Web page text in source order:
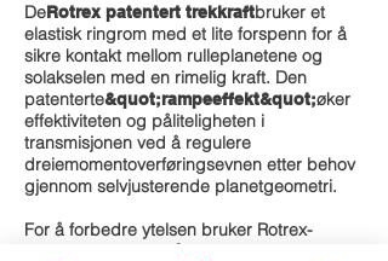
DeRotrex patentert trekkraftbruker et
elastisk ringrom med et lite forspenn for å
sikre kontakt mellom rulleplanetene og
solakselen med en rimelig kraft. Den
patenterte&quot;rampeeffekt&quot;øker
effektiviteten og påliteligheten i
transmisjonen ved å regulere
dreiemomentoverføringsevnen etter behov
gjennom selvjusterende planetgeometri.
For å forbedre ytelsen bruker Rotrex-